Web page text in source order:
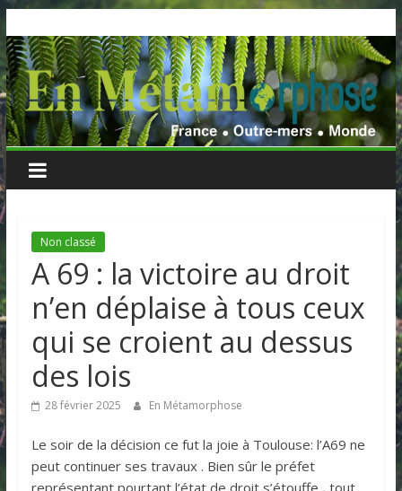
to
content
Non classé
A 69 : la victoire au droit
n’en déplaise à tous ceux
qui se croient au dessus
des lois
28 février 2025 En Métamorphose
Le soir de la décision ce fut la joie à Toulouse: l’A69 ne
peut continuer ses travaux . Bien sûr le préfet
représentant pourtant l’état de droit s’étouffe , tout